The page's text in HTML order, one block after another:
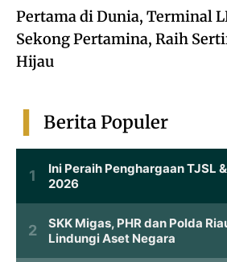
Pertama di Dunia, Terminal
Sekong Pertamina, Raih
Hijau
Berita Populer